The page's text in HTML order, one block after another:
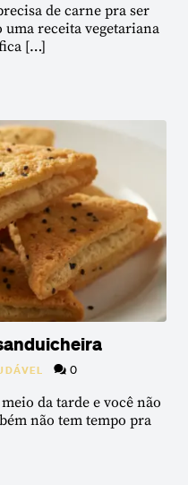
de carne pra ser
uma receita vegetariana
[…]
0
da tarde e você não
não tem tempo pra